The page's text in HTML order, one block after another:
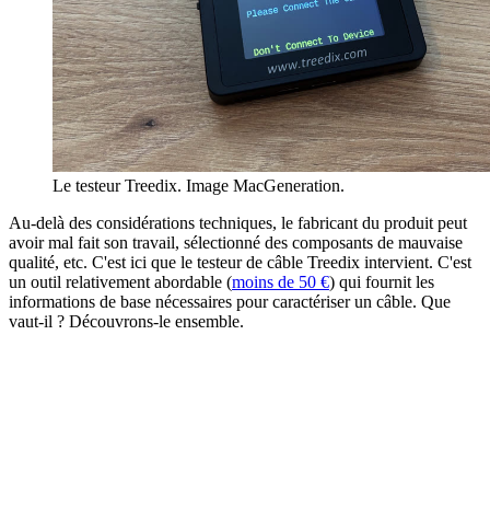
Le testeur Treedix. Image MacGeneration.
Au-delà des considérations techniques, le fabricant du produit peut
avoir mal fait son travail, sélectionné des composants de mauvaise
qualité, etc. C'est ici que le testeur de câble Treedix intervient. C'est
un outil relativement abordable (moins de 50 €) qui fournit les
informations de base nécessaires pour caractériser un câble. Que
vaut-il ? Découvrons-le ensemble.